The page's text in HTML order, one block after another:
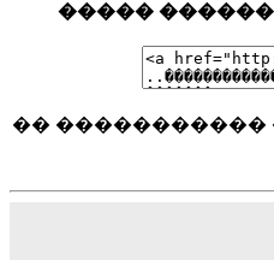
����� ������
�� �����������